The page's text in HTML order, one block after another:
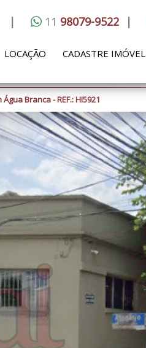
|
11 98079-9522
|
LOCAÇÃO CADASTRE IMÓVEL
Branca - REF.: HI5921